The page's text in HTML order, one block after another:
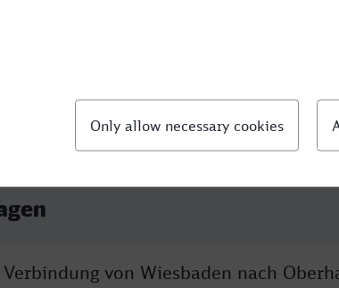
von Wiesbaden nach